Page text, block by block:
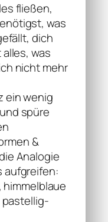
fließen,
was
dich
was
nicht mehr
ein wenig
spüre
&
Analogie
aufgreifen:
pastellig-